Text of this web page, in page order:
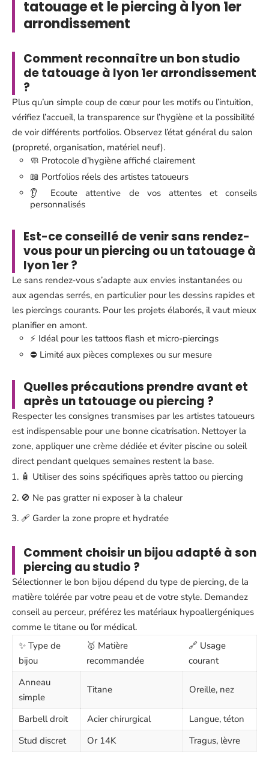
tatouage et le piercing à lyon 1er
arrondissement
Comment reconnaître un bon studio
de tatouage à lyon 1er arrondissement
?
Plus qu’un simple coup de cœur pour les motifs ou l’intuition,
vérifiez l’accueil, la transparence sur l’hygiène et la possibilité
de voir différents portfolios. Observez l’état général du salon
(propreté, organisation, matériel neuf).
🧼 Protocole d’hygiène affiché clairement
📖 Portfolios réels des artistes tatoueurs
👂 Ecoute attentive de vos attentes et conseils
personnalisés
Est-ce conseillé de venir sans rendez-
vous pour un piercing ou un tatouage à
lyon 1er ?
Le sans rendez-vous s’adapte aux envies instantanées ou
aux agendas serrés, en particulier pour les dessins rapides et
les piercings courants. Pour les projets élaborés, il vaut mieux
planifier en amont.
⚡ Idéal pour les tattoos flash et micro-piercings
⛔ Limité aux pièces complexes ou sur mesure
Quelles précautions prendre avant et
après un tatouage ou piercing ?
Respecter les consignes transmises par les artistes tatoueurs
est indispensable pour une bonne cicatrisation. Nettoyer la
zone, appliquer une crème dédiée et éviter piscine ou soleil
direct pendant quelques semaines restent la base.
🧴 Utiliser des soins spécifiques après tattoo ou piercing
🚫 Ne pas gratter ni exposer à la chaleur
🩹 Garder la zone propre et hydratée
Comment choisir un bijou adapté à son
piercing au studio ?
Sélectionner le bon bijou dépend du type de piercing, de la
matière tolérée par votre peau et de votre style. Demandez
conseil au perceur, préférez les matériaux hypoallergéniques
comme le titane ou l’or médical.
✨ Type de
bijou
🥇 Matière
recommandée
🔗 Usage
courant
Anneau
simple
Titane Oreille, nez
Barbell droit Acier chirurgical
Langue, téton
Stud discret
Or 14K Tragus, lèvre